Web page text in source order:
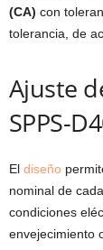
(CA) con
tolerancia, de
Ajuste
SPPS-
El diseño
nominal de
condiciones
envejecimiento